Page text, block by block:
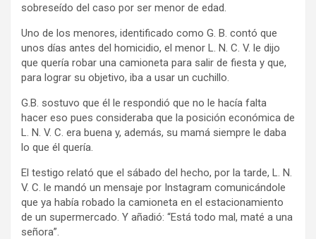
sobreseído del caso por ser menor de edad.
Uno de los menores, identificado como G. B. contó que
unos días antes del homicidio, el menor L. N. C. V. le dijo
que quería robar una camioneta para salir de fiesta y que,
para lograr su objetivo, iba a usar un cuchillo.
G.B. sostuvo que él le respondió que no le hacía falta
hacer eso pues consideraba que la posición económica de
L. N. V. C. era buena y, además, su mamá siempre le daba
lo que él quería.
El testigo relató que el sábado del hecho, por la tarde, L. N.
V. C. le mandó un mensaje por Instagram comunicándole
que ya había robado la camioneta en el estacionamiento
de un supermercado. Y añadió: “Está todo mal, maté a una
señora”.